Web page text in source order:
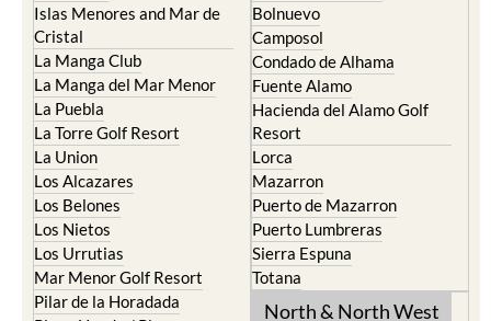
Islas Menores and Mar de
Cristal
La Manga Club
La Manga del Mar Menor
La Puebla
La Torre Golf Resort
La Union
Los Alcazares
Los Belones
Los Nietos
Los Urrutias
Mar Menor Golf Resort
Pilar de la Horadada
Bolnuevo
Camposol
Condado de Alhama
Fuente Alamo
Hacienda del Alamo Golf
Resort
Lorca
Mazarron
Puerto de Mazarron
Puerto Lumbreras
Sierra Espuna
Totana
North & North West